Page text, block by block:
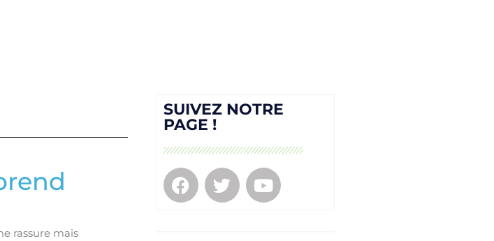
rassure mais
SUIVEZ NOTRE
PAGE !